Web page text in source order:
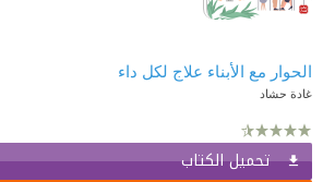
الحوار مع الأبناء علاج لكل داء
غادة حشاد
تحميل الكتاب